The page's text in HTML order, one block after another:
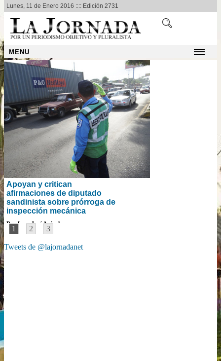
Lunes, 11 de Enero 2016 :::: Edición 2731
MENU
Apoyan y critican
afirmaciones de diputado
sandinista sobre prórroga de
inspección mecánica
Por Juan José Arévalo
1 2 3
Tweets de @lajornadanet